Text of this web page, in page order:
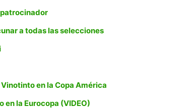
patrocinador
a todas las selecciones
en la Copa América
en la Eurocopa (VIDEO)